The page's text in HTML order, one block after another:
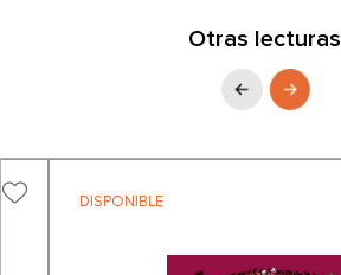
Otras lecturas
DISPONIBLE